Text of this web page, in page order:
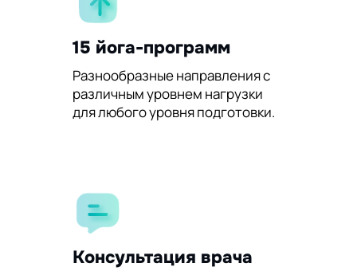
15 йога-программ
Разнообразные направления с
различным уровнем нагрузки
для любого уровня подготовки.
Консультация врача